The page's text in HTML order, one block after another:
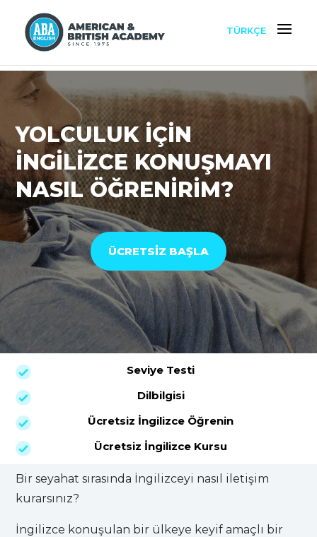
TÜRKÇE
YOLCULUK İÇİN
İNGİLİZCE KONUŞMAYI
NASIL ÖĞRENİRİM?
ÜCRETSİZ BAŞLA
Seviye Testi
Dilbilgisi
Ücretsiz İngilizce Öğrenin
Ücretsiz İngilizce Kursu
Bir seyahat sırasında İngilizceyi nasıl iletişim
kurarsınız?
İngilizce konuşulan bir ülkeye keyif amaçlı bir